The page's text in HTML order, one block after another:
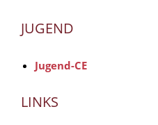
JUGEND
Jugend-CE
LINKS